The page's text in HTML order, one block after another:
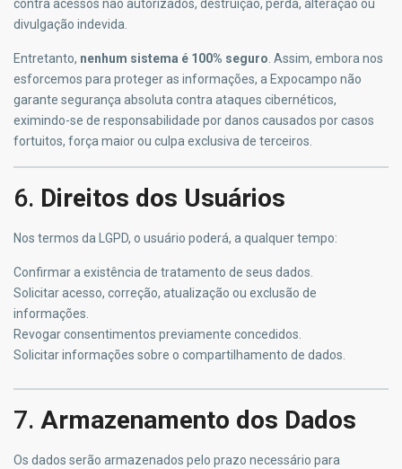
contra acessos não autorizados, destruição, perda, alteração ou
divulgação indevida.
Entretanto, nenhum sistema é 100% seguro . Assim, embora nos
esforcemos para proteger as informações, a Expocampo não
garante segurança absoluta contra ataques cibernéticos,
eximindo-se de responsabilidade por danos causados por casos
fortuitos, força maior ou culpa exclusiva de terceiros.
6. Direitos dos Usuários
Nos termos da LGPD, o usuário poderá, a qualquer tempo:
Confirmar a existência de tratamento de seus dados.
Solicitar acesso, correção, atualização ou exclusão de
informações.
Revogar consentimentos previamente concedidos.
Solicitar informações sobre o compartilhamento de dados.
7. Armazenamento dos Dados
Os dados serão armazenados pelo prazo necessário para